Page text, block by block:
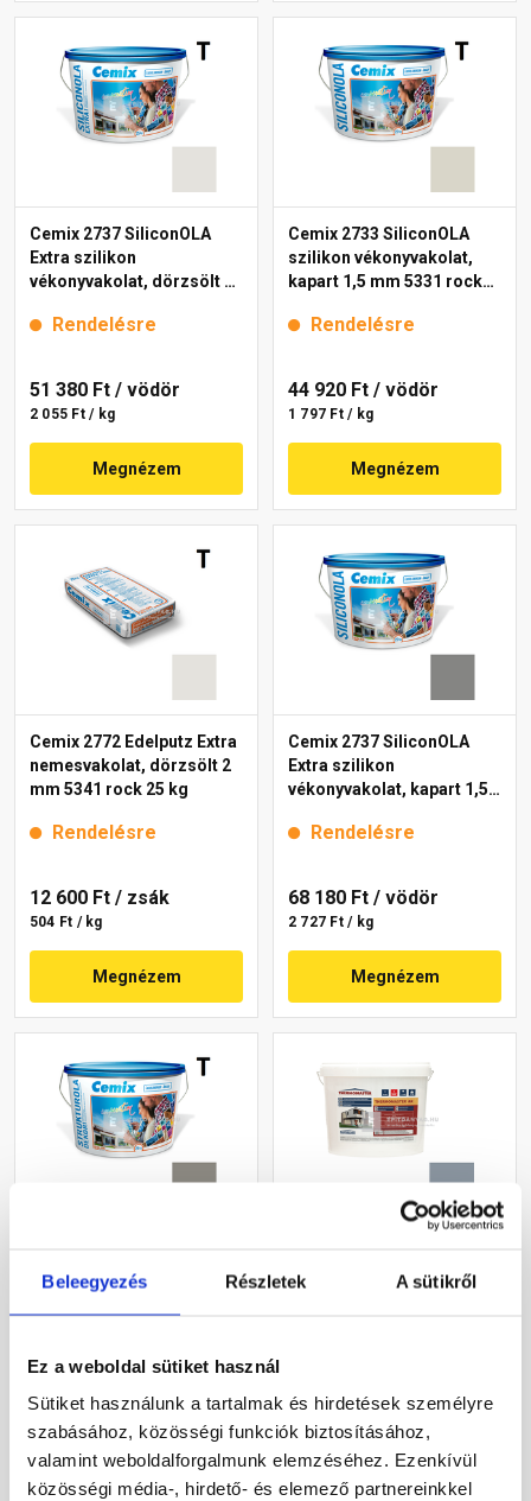
Beleegyezés Részletek A sütikről
Ez a weboldal sütiket használ
Sütiket használunk a tartalmak és hirdetések személyre
szabásához, közösségi funkciók biztosításához,
valamint weboldalforgalmunk elemzéséhez. Ezenkívül
közösségi média-, hirdető- és elemező partnereinkkel
Cemix 2737 SiliconOLA
Extra szilikon
vékonyvakolat, dörzsölt 2
Rendelésre
51 380 Ft / vödör
2 055 Ft / kg
Megnézem
Cemix 2733 SiliconOLA
szilikon vékonyvakolat,
kapart 1,5 mm 5331 rock
Rendelésre
44 920 Ft / vödör
1 797 Ft / kg
Megnézem
Cemix 2772 Edelputz Extra
nemesvakolat, dörzsölt 2
mm 5341 rock 25 kg
Rendelésre
12 600 Ft / zsák
504 Ft / kg
Megnézem
Cemix 2737 SiliconOLA
Extra szilikon
vékonyvakolat, kapart 1,5
Rendelésre
68 180 Ft / vödör
2 727 Ft / kg
Megnézem
Dekor diszperziós
vékonyvakolat, kapart 1,5
mm 5339 rock 25 kg
46 780 Ft/ vödör
1 871 Ft / kg
Megnézem
Thermomaster akril
40 780 Ft/ db
1 631 Ft / kg
Megnézem